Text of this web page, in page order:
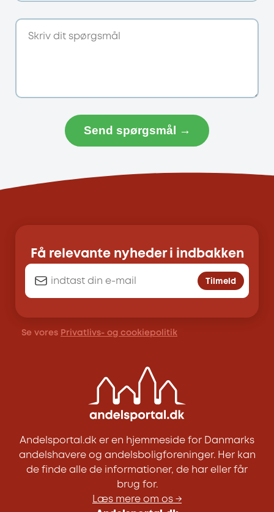
Send spørgsmål →
Få relevante nyheder i indbakken
Tilmeld
Se vores Privatlivs- og cookiepolitik
Andelsportal.dk er en hjemmeside for Danmarks
andelshavere og andelsboligforeninger. Her kan
de finde alle de informationer, de har eller får
brug for.
Læs mere om os →